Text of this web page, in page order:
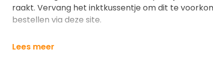
raakt. Vervang het inktkussentje om dit te
bestellen via deze site.
Lees meer